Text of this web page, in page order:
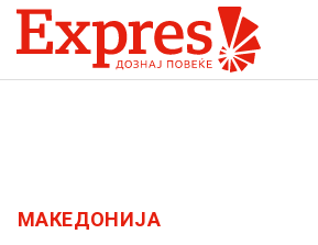
Skip to content
МАКЕДОНИЈА